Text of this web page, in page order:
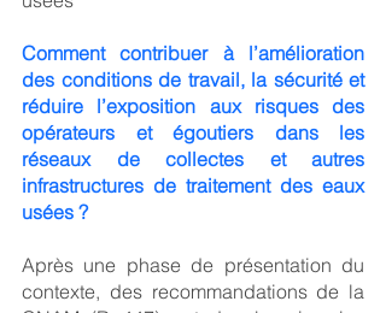
Comment contribuer à l’amélioration
des conditions de travail, la sécurité et
réduire l’exposition aux risques des
opérateurs et égoutiers dans les
réseaux de collectes et autres
infrastructures de traitement des eaux
usées ?
Après une phase de présentation du
contexte, des recommandations de la